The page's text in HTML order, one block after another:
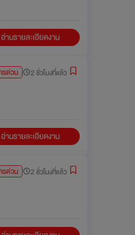
อ่านรายละเอียดงาน
รด่วน 2 ชั่วโมงที่แล้ว
อ่านรายละเอียดงาน
รด่วน 2 ชั่วโมงที่แล้ว